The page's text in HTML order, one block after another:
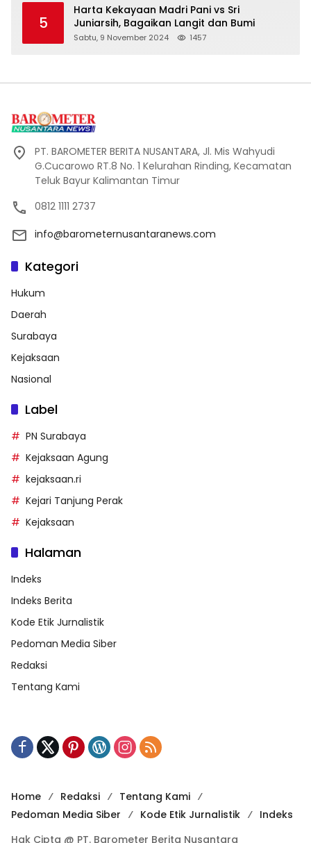
5
Harta Kekayaan Madri Pani vs Sri
Juniarsih, Bagaikan Langit dan Bumi
Sabtu, 9 November 2024 1457
PT. BAROMETER BERITA NUSANTARA, Jl. Mis Wahyudi
G.Cucarowo RT.8 No. 1 Kelurahan Rinding, Kecamatan
Teluk Bayur Kalimantan Timur
0812 1111 2737
info@barometernusantaranews.com
Kategori
Hukum
Daerah
Surabaya
Kejaksaan
Nasional
Label
PN Surabaya
Kejaksaan Agung
kejaksaan.ri
Kejari Tanjung Perak
Kejaksaan
Halaman
Indeks
Indeks Berita
Kode Etik Jurnalistik
Pedoman Media Siber
Redaksi
Tentang Kami
Home Redaksi
Tentang Kami
Pedoman Media Siber
Kode Etik Jurnalistik
Indeks
Hak Cipta @ PT. Barometer Berita Nusantara